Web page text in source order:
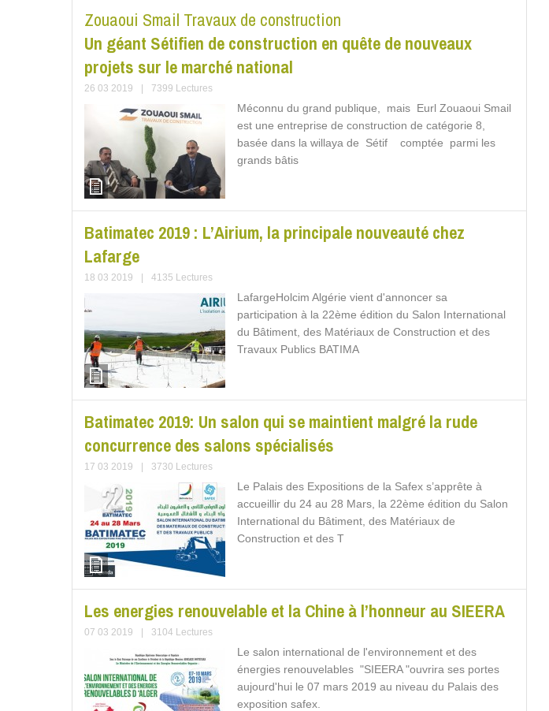
Zouaoui Smail Travaux de construction
Un géant Sétifien de construction en quête de nouveaux
projets sur le marché national
26 03 2019 7399 Lectures
Méconnu du grand publique, mais Eurl Zouaoui Smail
est une entreprise de construction de catégorie 8,
basée dans la willaya de Sétif comptée parmi les
grands bâtis
Batimatec 2019 : L’Airium, la principale nouveauté chez
Lafarge
18 03 2019 4135 Lectures
LafargeHolcim Algérie vient d'annoncer sa
participation à la 22ème édition du Salon International
du Bâtiment, des Matériaux de Construction et des
Travaux Publics BATIMA
Batimatec 2019: Un salon qui se maintient malgré la rude
concurrence des salons spécialisés
17 03 2019 3730 Lectures
Le Palais des Expositions de la Safex s’apprête à
accueillir du 24 au 28 Mars, la 22ème édition du Salon
International du Bâtiment, des Matériaux de
Construction et des T
Les energies renouvelable et la Chine à l’honneur au SIEERA
07 03 2019 3104 Lectures
Le salon international de l'environnement et des
énergies renouvelables "SIEERA "ouvrira ses portes
aujourd'hui le 07 mars 2019 au niveau du Palais des
exposition safex.